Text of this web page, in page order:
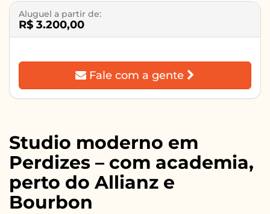
Studio moderno em
Perdizes – com academia,
perto do Allianz e
Bourbon
Aluguel a partir de:
R$ 3.200,00
Fale com a gente